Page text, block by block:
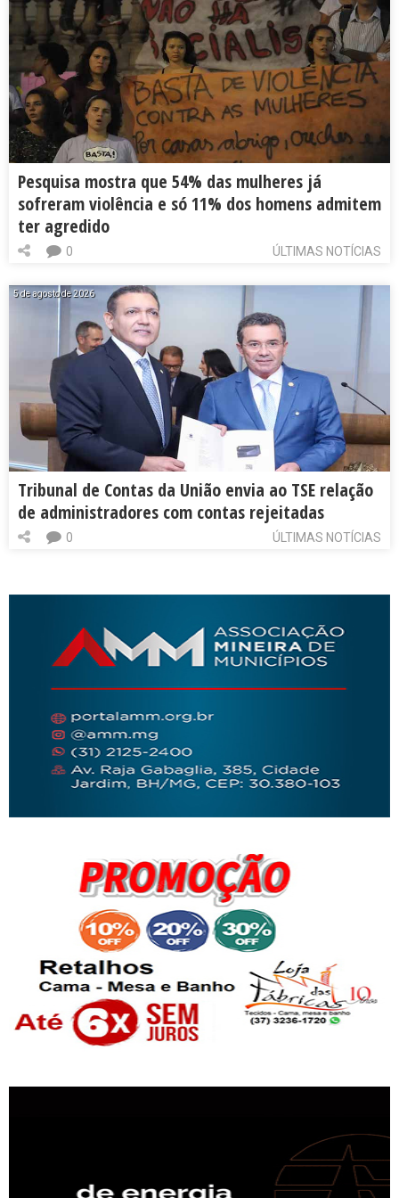
Pesquisa mostra que 54% das mulheres já
sofreram violência e só 11% dos homens admitem
ter agredido
ÚLTIMAS NOTÍCIAS
0
5 de agosto de 2026
Tribunal de Contas da União envia ao TSE relação
de administradores com contas rejeitadas
ÚLTIMAS NOTÍCIAS
0